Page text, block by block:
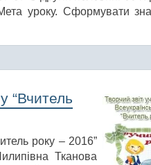
уроку. Сформувати
“Вчитель
року – 2016”
Тканова